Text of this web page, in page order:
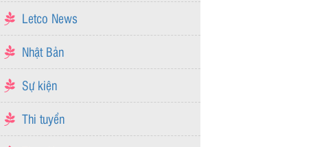
Letco News
Nhật Bản
Sự kiện
Thi tuyển